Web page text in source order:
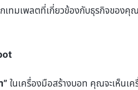
เทมเพลตที่เกี่ยวข้องกับธุรกิจของคุ
ในเครื่องมือสร้างบอท คุณจะเห็นเ